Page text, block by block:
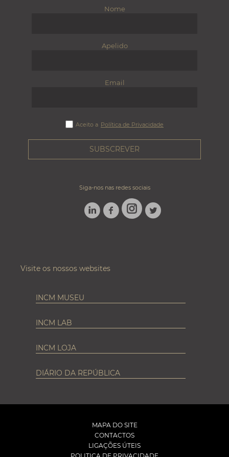
Nome
Apelido
Email
Aceito a Política de Privacidade
Siga-nos nas redes sociais
LINKEDINFACEBOOK
INSTAGRAM
TWITTER
Visite os nossos websites
INCM MUSEU
INCM LAB
INCM LOJA
DIÁRIO DA REPÚBLICA
MAPA DO SITE
CONTACTOS
LIGAÇÕES ÚTEIS